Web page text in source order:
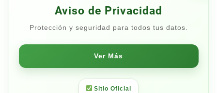
Aviso de Privacidad
Protección y seguridad para todos tus datos.
Ver Más
Sitio Oficial